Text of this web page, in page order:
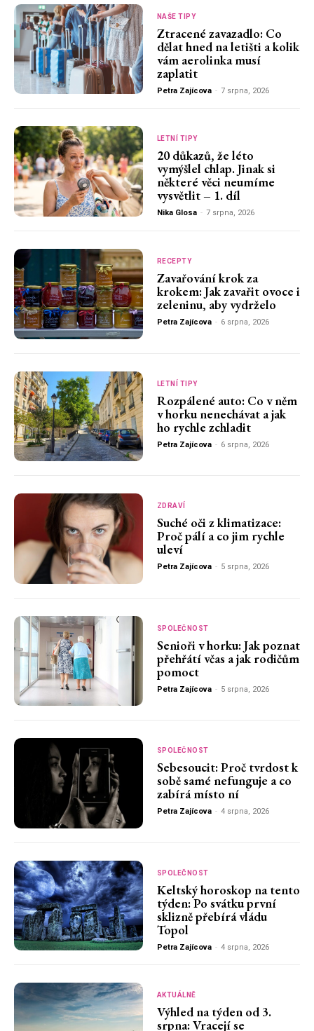
NAŠE TIPY
Ztracené zavazadlo: Co
dělat hned na letišti a kolik
vám aerolinka musí
zaplatit
Petra Zajícova - 7 srpna, 2026
LETNÍ TIPY
20 důkazů, že léto
vymýšlel chlap. Jinak si
některé věci neumíme
vysvětlit – 1. díl
Nika Glosa - 7 srpna, 2026
RECEPTY
Zavařování krok za
krokem: Jak zavařit ovoce i
zeleninu, aby vydrželo
Petra Zajícova - 6 srpna, 2026
LETNÍ TIPY
Rozpálené auto: Co v něm
v horku nenechávat a jak
ho rychle zchladit
Petra Zajícova - 6 srpna, 2026
ZDRAVÍ
Suché oči z klimatizace:
Proč pálí a co jim rychle
uleví
Petra Zajícova - 5 srpna, 2026
SPOLEČNOST
Senioři v horku: Jak poznat
přehřátí včas a jak rodičům
pomoct
Petra Zajícova - 5 srpna, 2026
SPOLEČNOST
Sebesoucit: Proč tvrdost k
sobě samé nefunguje a co
zabírá místo ní
Petra Zajícova - 4 srpna, 2026
SPOLEČNOST
Keltský horoskop na tento
týden: Po svátku první
sklizně přebírá vládu
Topol
Petra Zajícova - 4 srpna, 2026
AKTUÁLNĚ
Výhled na týden od 3.
srpna: Vracejí se